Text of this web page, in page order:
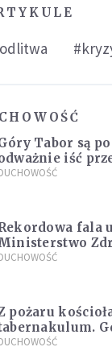
Tabor są
iść
fala
pożaru